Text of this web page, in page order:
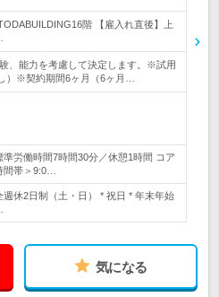
階 【雇入れ直後】上
、能力を考慮して決定します。※試用
）※契約期間6ヶ月（6ヶ月…
労働時間7時間30分／休憩1時間 コア
間帯＞9:0…
週休2日制（土・日） * 祝日 * 年末年始
気になる